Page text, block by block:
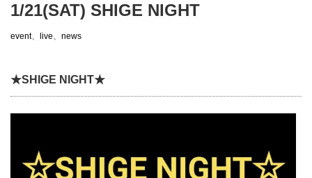
1/21(SAT) SHIGE NIGHT
event、 live、 news
★SHIGE NIGHT★